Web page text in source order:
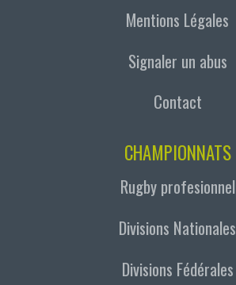
Mentions Légales
Signaler un abus
Contact
CHAMPIONNATS
Rugby profesionnel
Divisions Nationales
Divisions Fédérales